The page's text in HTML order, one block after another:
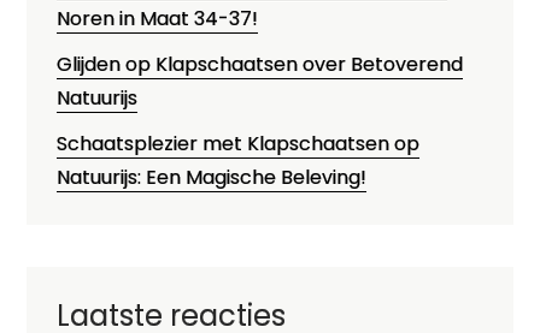
Noren in Maat 34-37!
Glijden op Klapschaatsen over Betoverend
Natuurijs
Schaatsplezier met Klapschaatsen op
Natuurijs: Een Magische Beleving!
Laatste reacties